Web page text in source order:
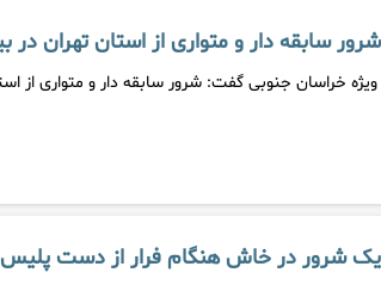
سابقه دار و متواری از استان تهران در
ویژه خراسان جنوبی گفت: شرور سابقه دار و متواری از
شرور در خاش هنگام فرار از دست پلیس